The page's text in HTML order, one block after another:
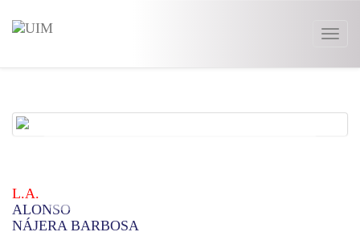
L.A.
ALONSO
NÁJERA BARBOSA